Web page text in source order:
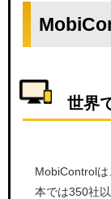
世界
MobiControl
本では350社